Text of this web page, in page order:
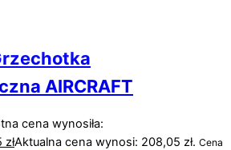
AIRCRAFT
cena wynosiła:
złAktualna cena wynosi: 208,05 zł. Cena